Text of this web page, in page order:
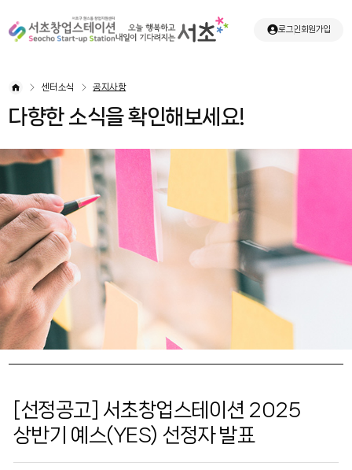
로그인회원가입
센터소식 공지사항
다향한 소식을 확인해보세요!
[선정공고] 서초창업스테이션 2025
상반기 예스(YES) 선정자 발표